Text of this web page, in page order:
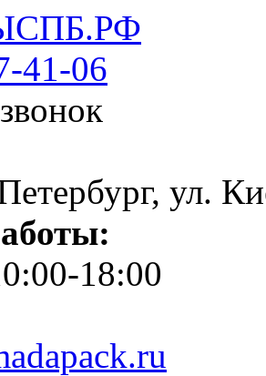
41-06
ул.
18:00